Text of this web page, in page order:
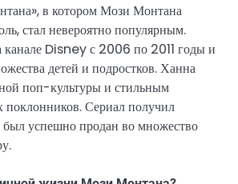
в котором Мози Монтана
стал невероятно популярным.
канале Disney с 2006 по 2011 годы и
детей и подростков. Ханна
поп-культуры и стильным
поклонников. Сериал получил
был успешно продан во множество